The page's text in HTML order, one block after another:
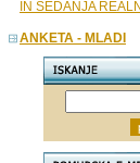
IN SEDANJA
ANKETA - MLADI